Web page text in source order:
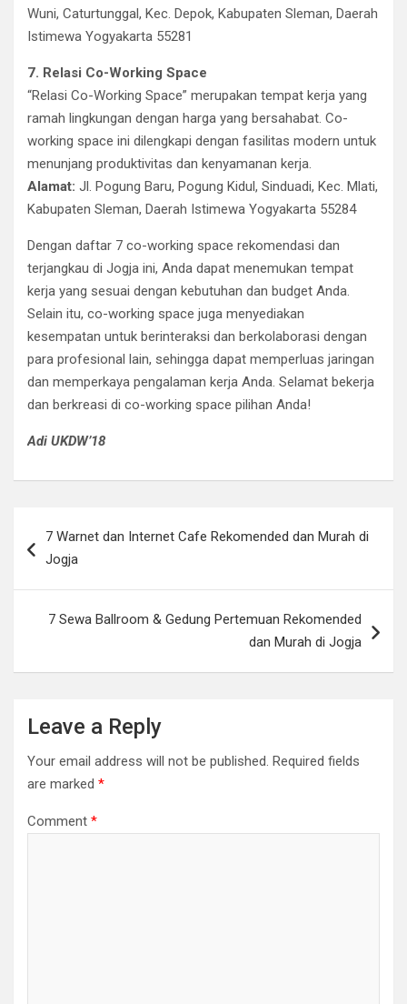
Wuni, Caturtunggal, Kec. Depok, Kabupaten Sleman, Daerah
Istimewa Yogyakarta 55281
7. Relasi Co-Working Space
“Relasi Co-Working Space” merupakan tempat kerja yang
ramah lingkungan dengan harga yang bersahabat. Co-
working space ini dilengkapi dengan fasilitas modern untuk
menunjang produktivitas dan kenyamanan kerja.
Alamat: Jl. Pogung Baru, Pogung Kidul, Sinduadi, Kec. Mlati,
Kabupaten Sleman, Daerah Istimewa Yogyakarta 55284
Dengan daftar 7 co-working space rekomendasi dan
terjangkau di Jogja ini, Anda dapat menemukan tempat
kerja yang sesuai dengan kebutuhan dan budget Anda.
Selain itu, co-working space juga menyediakan
kesempatan untuk berinteraksi dan berkolaborasi dengan
para profesional lain, sehingga dapat memperluas jaringan
dan memperkaya pengalaman kerja Anda. Selamat bekerja
dan berkreasi di co-working space pilihan Anda!
Adi UKDW’18
navigation
7 Warnet dan Internet Cafe Rekomended dan Murah di
Jogja
7 Sewa Ballroom & Gedung Pertemuan Rekomended
dan Murah di Jogja
Leave a Reply
Your email address will not be published. Required fields
are marked *
Comment *